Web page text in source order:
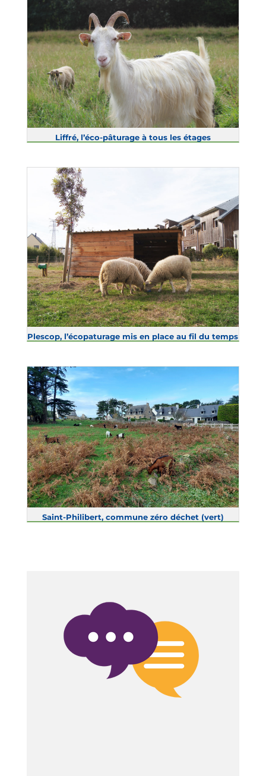
Liffré, l’éco-pâturage à tous les étages
Plescop, l’écopaturage mis en place au fil du temps
Saint-Philibert, commune zéro déchet (vert)